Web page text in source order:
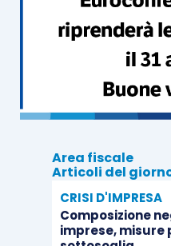
I componenti degli
diritto di partecipare
anche nel caso in
all’assemblea di
diritto di partecipare
Area fiscale
Articoli del
CRISI D'IMPRESA
Composizione
imprese, misure